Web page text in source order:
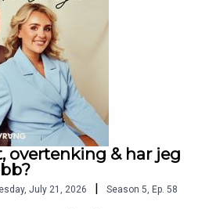
overtenking & har jeg
July 21, 2026 | Season 5, Ep. 58